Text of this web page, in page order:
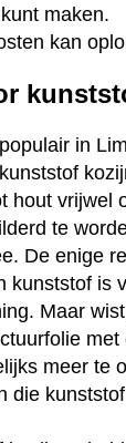
maken.
kan
in
hout vrijwel
te
De enige
kunststof is
Maar
meer te
die